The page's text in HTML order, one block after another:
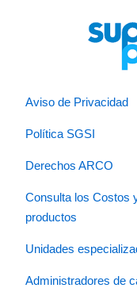
Aviso de Privacidad
Política SGSI
Derechos ARCO
Consulta los Costos
productos
Unidades
Administradores de